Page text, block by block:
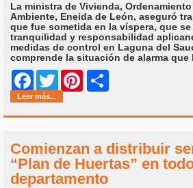
La ministra de Vivienda,
Ambiente, Eneida de León, aseguró
que fue sometida en la víspera, que
tranquilidad y responsabilidad
medidas de control en Laguna del
comprende la situación de alarma que
Facebook
Twitter Pinterest
Leer más...
Comienzan a distribuir
“Plan de Huertas” en
departamento